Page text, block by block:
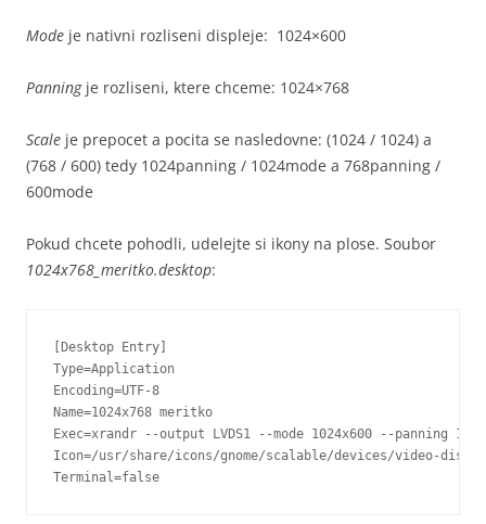
Mode je nativni rozliseni displeje: 1024×600
Panningje rozliseni, ktere chceme: 1024×768
Scale je prepocet a pocita se nasledovne: (1024 / 1024) a
(768 / 600) tedy 1024panning / 1024mode a 768panning /
600mode
Pokud chcete pohodli, udelejte si ikony na plose. Soubor
1024x768_meritko.desktop:
[Desktop Entry]
Type=Application
Encoding=UTF-8
Name=1024x768 meritko
Exec=xrandr --output LVDS1 --mode 1024x600 --panning
Icon=/usr/share/icons/gnome/scalable/devices/video-
Terminal=false